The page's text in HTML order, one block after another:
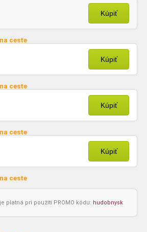
Kúpiť
na ceste
Kúpiť
na ceste
Kúpiť
na ceste
Kúpiť
na ceste
platná pri použití PROMO kódu: hudobnysk